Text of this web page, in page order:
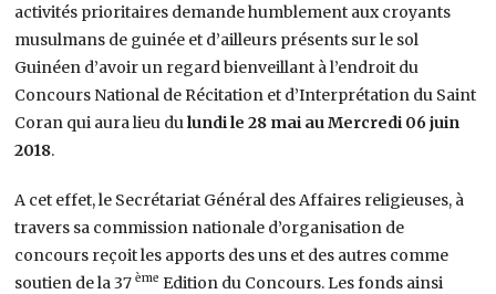
activités prioritaires demande humblement aux croyants
musulmans de guinée et d’ailleurs présents sur le sol
Guinéen d’avoir un regard bienveillant à l’endroit du
Concours National de Récitation et d’Interprétation du Saint
Coran qui aura lieu dulundi le 28 mai au Mercredi 06 juin
2018.
A cet effet, le Secrétariat Général des Affaires religieuses, à
travers sa commission nationale d’organisation de
concours reçoit les apports des uns et des autres comme
soutien de la 37ème Edition du Concours. Les fonds ainsi